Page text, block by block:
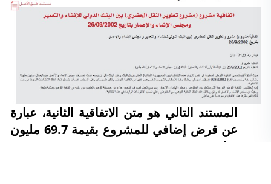
المستند التالي هو متن الاتفاقية الثانية، عبارة
عن قرض إضافي للمشروع بقيمة 69.7 مليون
دولار: